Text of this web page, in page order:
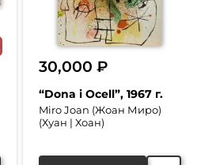
“Dona i Ocell”, 1967 г.
Miro Joan (Жоан Миро)
(Хуан | Хоан)
30,000₽